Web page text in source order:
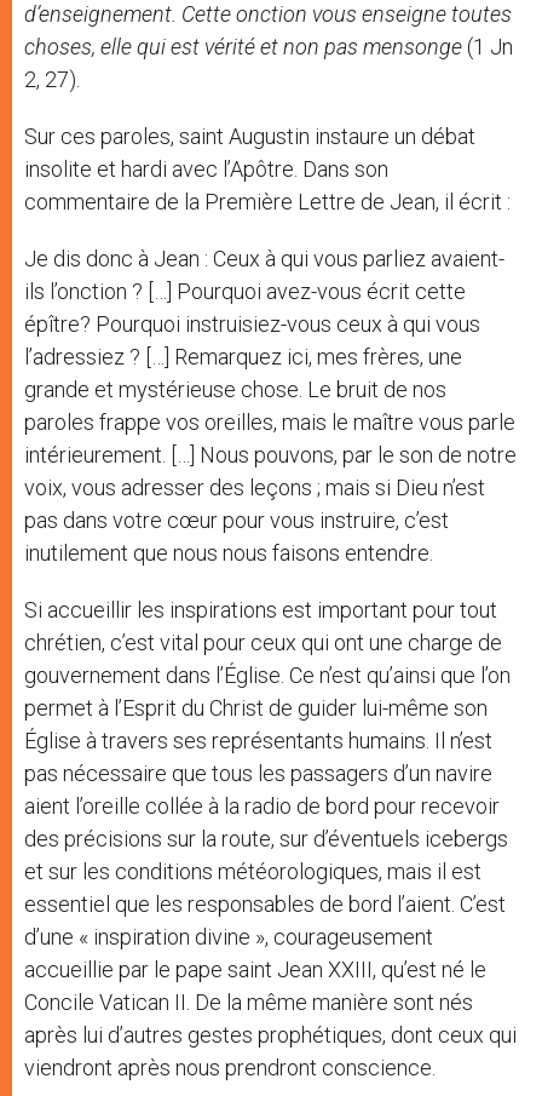
d’enseignement. Cette onction vous enseigne toutes
choses, elle qui est vérité et non pas mensonge (1 Jn
2, 27).
Sur ces paroles, saint Augustin instaure un débat
insolite et hardi avec l’Apôtre. Dans son
commentaire de la Première Lettre de Jean, il écrit :
Je dis donc à Jean : Ceux à qui vous parliez avaient-
ils l’onction ? […] Pourquoi avez-vous écrit cette
épître? Pourquoi instruisiez-vous ceux à qui vous
l’adressiez ? […] Remarquez ici, mes frères, une
grande et mystérieuse chose. Le bruit de nos
paroles frappe vos oreilles, mais le maître vous parle
intérieurement. […] Nous pouvons, par le son de notre
voix, vous adresser des leçons ; mais si Dieu n’est
pas dans votre cœur pour vous instruire, c’est
inutilement que nous nous faisons entendre.
Si accueillir les inspirations est important pour tout
chrétien, c’est vital pour ceux qui ont une charge de
gouvernement dans l’Église. Ce n’est qu’ainsi que l’on
permet à l’Esprit du Christ de guider lui-même son
Église à travers ses représentants humains. Il n’est
pas nécessaire que tous les passagers d’un navire
aient l’oreille collée à la radio de bord pour recevoir
des précisions sur la route, sur d’éventuels icebergs
et sur les conditions météorologiques, mais il est
essentiel que les responsables de bord l’aient. C’est
d’une « inspiration divine », courageusement
accueillie par le pape saint Jean XXIII, qu’est né le
Concile Vatican II. De la même manière sont nés
après lui d’autres gestes prophétiques, dont ceux qui
viendront après nous prendront conscience.